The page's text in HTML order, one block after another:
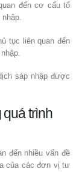
đến cơ cấu tổ
tục liên quan đến
sáp nhập được
quá trình
đến nhiều vấn đề
của các đơn vị tư